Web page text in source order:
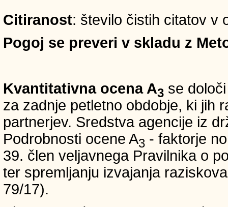
Citiranost: število čistih citatov v
Pogoj se preveri v skladu z
Kvantitativna ocena A3 se
za zadnje petletno obdobje, ki jih
partnerjev. Sredstva agencije iz
Podrobnosti ocene A3 - faktorje
39. člen veljavnega Pravilnika o
ter spremljanju izvajanja
79/17).